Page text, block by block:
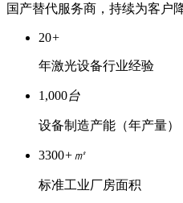
国产替代服务商，持续为客户
20+
年激光设备行业经验
1,000台
设备制造产能（年产量）
3300+㎡
标准工业厂房面积